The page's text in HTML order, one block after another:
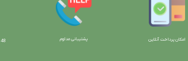
امکان پرداخت آنلاین پشتیبانی مداوم 48 ساعت ضمانت بازگش